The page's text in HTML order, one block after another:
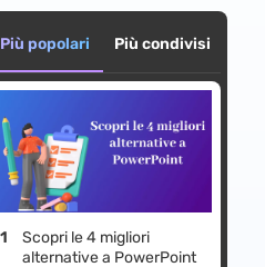
Più popolari Più condivisi
Scopri le 4 migliori
alternative a PowerPoint